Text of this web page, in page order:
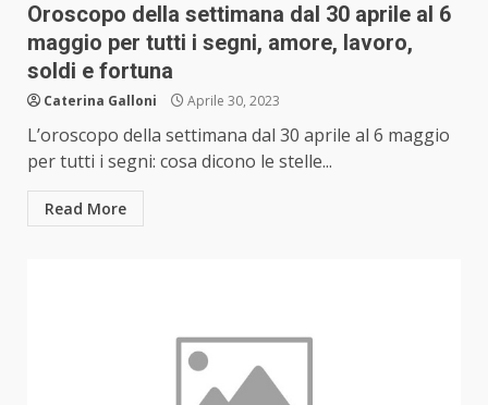
Oroscopo della settimana dal 30 aprile al 6
maggio per tutti i segni, amore, lavoro,
soldi e fortuna
Caterina Galloni Aprile 30, 2023
L’oroscopo della settimana dal 30 aprile al 6 maggio
per tutti i segni: cosa dicono le stelle...
Read More